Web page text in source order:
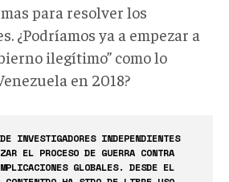
para resolver los
¿Podríamos ya a empezar a
ilegítimo” como lo
en 2018?
INVESTIGADORES INDEPENDIENTES
EL PROCESO DE GUERRA CONTRA
GLOBALES. DESDE EL